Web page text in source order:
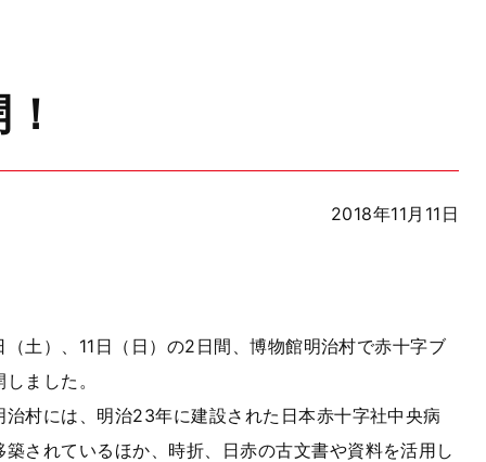
2018年11月11日
土）、11日（日）の2日間、博物館明治村で赤十字ブ
ました。
村には、明治23年に建設された日本赤十字社中央病
築されているほか、時折、日赤の古文書や資料を活用し